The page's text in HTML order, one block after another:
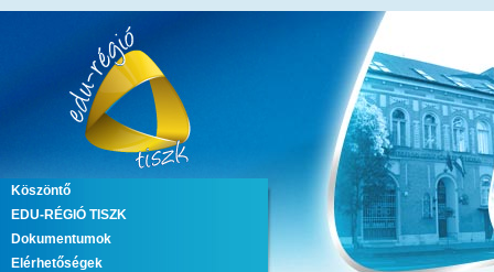
Köszöntő
EDU-RÉGIÓ TISZK
Dokumentumok
Elérhetőségek